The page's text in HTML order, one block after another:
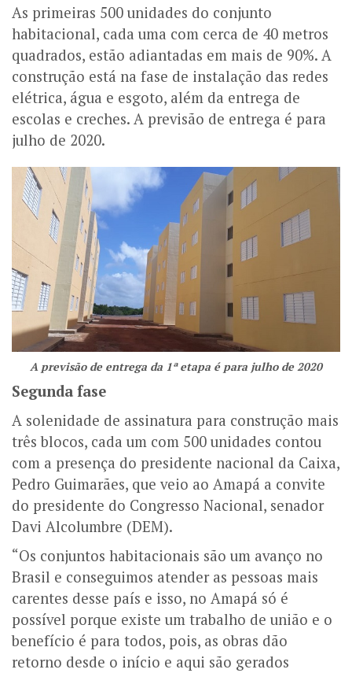
As primeiras 500 unidades do conjunto
habitacional, cada uma com cerca de 40 metros
quadrados, estão adiantadas em mais de 90%. A
construção está na fase de instalação das redes
elétrica, água e esgoto, além da entrega de
escolas e creches. A previsão de entrega é para
julho de 2020.
A previsão de entrega da 1ª etapa é para julho de 2020
Segunda fase
A solenidade de assinatura para construção mais
três blocos, cada um com 500 unidades contou
com a presença do presidente nacional da Caixa,
Pedro Guimarães, que veio ao Amapá a convite
do presidente do Congresso Nacional, senador
Davi Alcolumbre (DEM).
“Os conjuntos habitacionais são um avanço no
Brasil e conseguimos atender as pessoas mais
carentes desse país e isso, no Amapá só é
possível porque existe um trabalho de união e o
benefício é para todos, pois, as obras dão
retorno desde o início e aqui são gerados